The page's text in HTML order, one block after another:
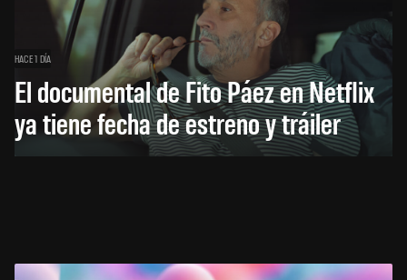
HACE 1 DÍA
El documental de Fito Páez en Netflix
ya tiene fecha de estreno y tráiler